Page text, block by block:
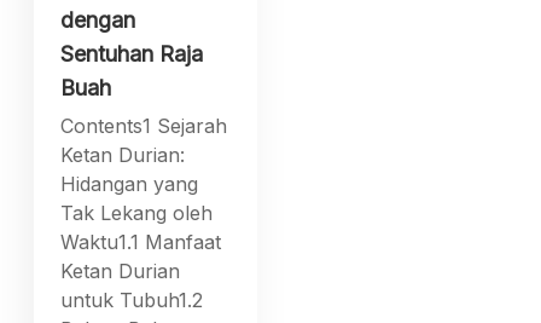
dengan
Sentuhan Raja
Buah
Contents1 Sejarah
Ketan Durian:
Hidangan yang
Tak Lekang oleh
Waktu1.1 Manfaat
Ketan Durian
untuk Tubuh1.2